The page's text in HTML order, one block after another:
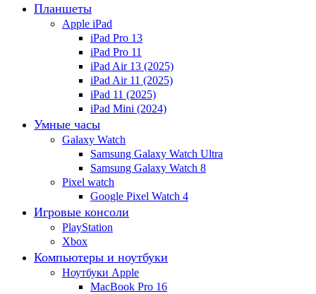
Планшеты
Apple iPad
iPad Pro 13
iPad Pro 11
iPad Air 13 (2025)
iPad Air 11 (2025)
iPad 11 (2025)
iPad Mini (2024)
Умные часы
Galaxy Watch
Samsung Galaxy Watch Ultra
Samsung Galaxy Watch 8
Pixel watch
Google Pixel Watch 4
Игровые консоли
PlayStation
Xbox
Компьютеры и ноутбуки
Ноутбуки Apple
MacBook Pro 16